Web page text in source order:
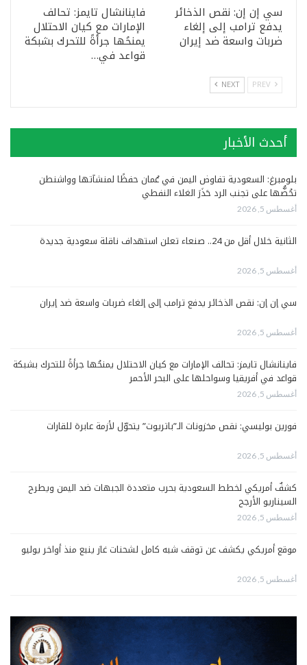
سي إن إن: نقص الذخائر
يدفع ترامب إلى إلغاء
ضربات واسعة ضد إيران
فاينانشال تايمز: تحالف
الإمارات مع كيان الاحتلال
يمنحُها جرأةً للتحرك بشبكة
قواعد في…
NEXT
أحدث الأخبار
بلومبرغ: السعودية تفاوض اليمن في عُمان حفظًا لمنشآتها وواشنطن
تحُضُّها على تجنب الرد حَذَرَ الغلاء النفطي
أغسطس 5, 2026
الثانية خلال أقل من 24.. صنعاء تعلن استهداف ناقلة سعودية جديدة
أغسطس 5, 2026
سي إن إن: نقص الذخائر يدفع ترامب إلى إلغاء ضربات واسعة ضد إيران
أغسطس 5, 2026
فاينانشال تايمز: تحالف الإمارات مع كيان الاحتلال يمنحُها جرأةً للتحرك بشبكة
قواعد في أفريقيا وسواحلها على البحر الأحمر
أغسطس 5, 2026
فورين بوليسي: نقص مخزونات الـ”باتريوت” يتحوّل لأزمة عابرة للقارات
أغسطس 5, 2026
كشفٌ أمريكي لخطط السعودية بحرب متعددة الجبهات ضد اليمن ويطرح
السيناريو الأرجح
أغسطس 5, 2026
موقع أمريكي يكشف عن توقف شبه كامل لشحنات غاز ينبع منذ أواخر يوليو
أغسطس 5, 2026